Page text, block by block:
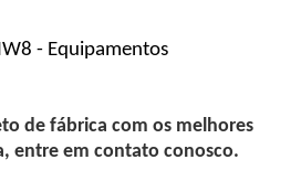
- Equipamentos
de fábrica com os melhores
entre em contato conosco.